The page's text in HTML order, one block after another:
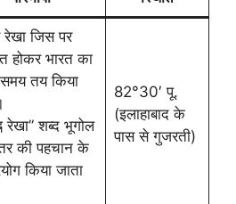
रेखा जिस पर
होकर भारत का
तय किया
रेखा” शब्द भूगोल
की पहचान के
किया जाता
82°30′ पू.
(इलाहाबाद के
पास से गुजरती)